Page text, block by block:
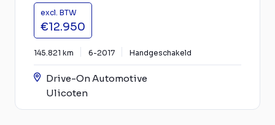
excl. BTW
€12.950
145.821 km 6-2017 Handgeschakeld
Drive-On Automotive
Ulicoten